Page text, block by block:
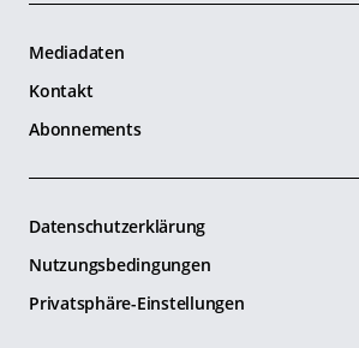
Mediadaten
Kontakt
Abonnements
Datenschutzerklärung
Nutzungsbedingungen
Privatsphäre-Einstellungen